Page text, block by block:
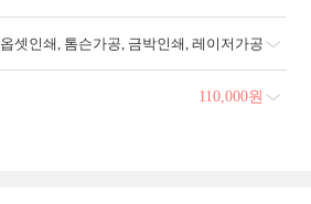
옵셋인쇄 톰슨가공 금박인쇄 레이저가공
110,000원